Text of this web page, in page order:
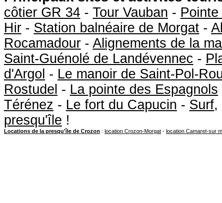
côtier GR 34 - Tour Vauban -
Hir - Station balnéaire de Morgat -
Rocamadour - Alignements de la
Saint-Guénolé de Landévennec -
d'Argol - Le manoir de Saint-Pol-
Rostudel - La pointe des Espagnols
Térénez - Le fort du Capucin - Surf,
presqu'île !
Locations de la presqu'île de Crozon : location Crozon-Morgat - location Camaret-sur